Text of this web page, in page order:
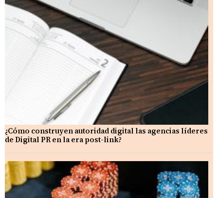
¿Cómo construyen autoridad digital las agencias líderes
de Digital PR en la era post-link?